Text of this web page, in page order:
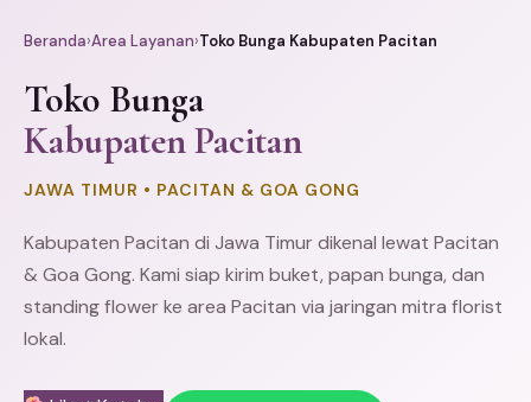
Beranda›Area Layanan›Toko Bunga Kabupaten Pacitan
Toko Bunga
Kabupaten Pacitan
JAWA TIMUR • PACITAN & GOA GONG
Kabupaten Pacitan di Jawa Timur dikenal lewat Pacitan
& Goa Gong. Kami siap kirim buket, papan bunga, dan
standing flowerke area Pacitan via jaringan mitra florist
lokal.